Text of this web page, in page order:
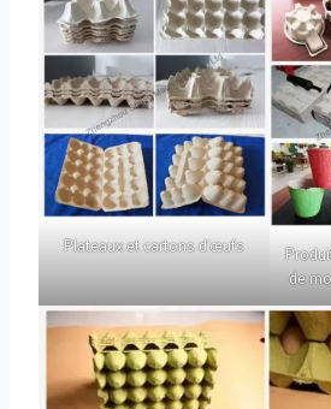
Plateaux et cartons d'œufs
de